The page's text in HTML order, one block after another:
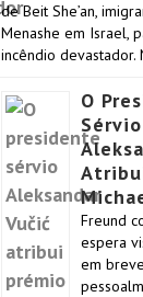
de Beit She’an,
Menashe em Israel,
incêndio devastador.
O
Sérvio
Freund
espera
em